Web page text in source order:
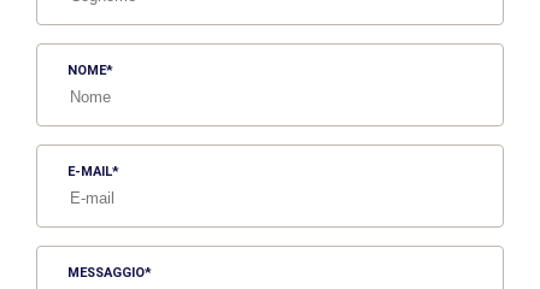
NOME
E-MAIL
MESSAGGIO